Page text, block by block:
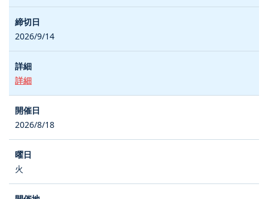
2026/9/14
詳細
2026/8/18
火